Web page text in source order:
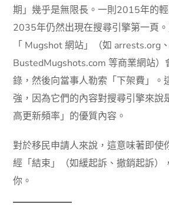
期」幾乎是無限長。一則2015年的
2035年仍然出現在搜尋引擎第一頁
「 Mugshot 網站」（如 arrests.org、
BustedMugshots.com 等商業網站）
錄，然後向當事人勒索「下架費」。
強，因為它們的內容對搜尋引擎來說
高更新頻率」的優質內容。
對於移民申請人來說，這意味著即使
經「結束」（如緩起訴、撤銷起訴）
你。